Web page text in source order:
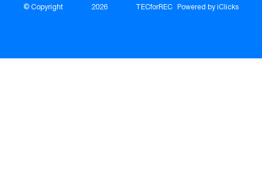
© Copyright 2026 TECforREC Powered by iClicks